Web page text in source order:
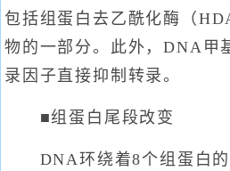
包括组蛋白去乙酰化酶（
物的一部分。此外，DNA甲
录因子直接抑制转录。
■组蛋白尾段改变
DNA环绕着8个组蛋白的